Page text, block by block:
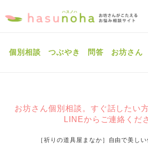
個別相談 つぶやき 問答 お坊さん
お坊さん個別相談。すぐ話したい
LINEからご連絡くだ
［祈りの道具屋まなか］自由で美し